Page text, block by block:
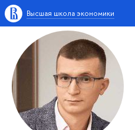
Высшая школа экономики